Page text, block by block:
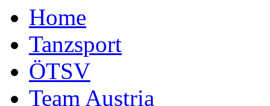
Home
Tanzsport
ÖTSV
Team Austria